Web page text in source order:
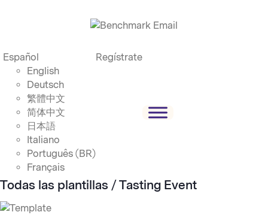
Español
English
Deutsch
繁體中文
简体中文
日本語
Italiano
Português (BR)
Français
Regístrate
Todas las plantillas / Tasting Event